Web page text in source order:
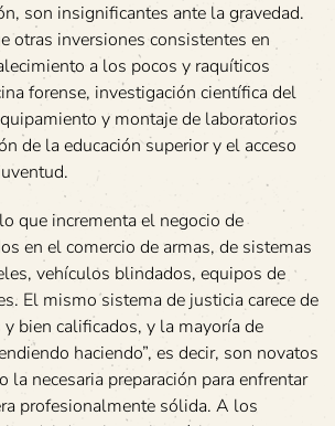
son insignificantes ante la gravedad.
otras inversiones consistentes en
a los pocos y raquíticos
forense, investigación científica del
y montaje de laboratorios
de la educación superior y el acceso
que incrementa el negocio de
en el comercio de armas, de sistemas
vehículos blindados, equipos de
El mismo sistema de justicia carece de
bien calificados, y la mayoría de
haciendo”, es decir, son novatos
la necesaria preparación para enfrentar
profesionalmente sólida. A los